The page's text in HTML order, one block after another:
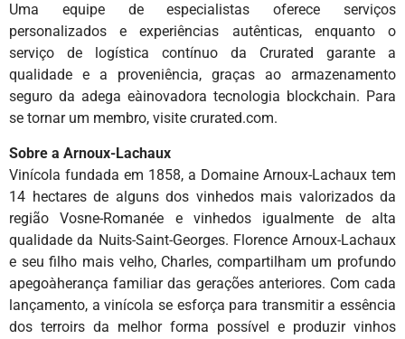
Uma equipe de especialistas oferece serviços
personalizados e experiências autênticas, enquanto o
serviço de logística contínuo da Crurated garante a
qualidade e a proveniência, graças ao armazenamento
seguro da adega eàinovadora tecnologia blockchain. Para
se tornar um membro, visite crurated.com.
Sobre a Arnoux-Lachaux
Vinícola fundada em 1858, a Domaine Arnoux-Lachaux tem
14 hectares de alguns dos vinhedos mais valorizados da
região Vosne-Romanée e vinhedos igualmente de alta
qualidade da Nuits-Saint-Georges. Florence Arnoux-Lachaux
e seu filho mais velho, Charles, compartilham um profundo
apegoàherança familiar das gerações anteriores. Com cada
lançamento, a vinícola se esforça para transmitir a essência
dos terroirs da melhor forma possível e produzir vinhos